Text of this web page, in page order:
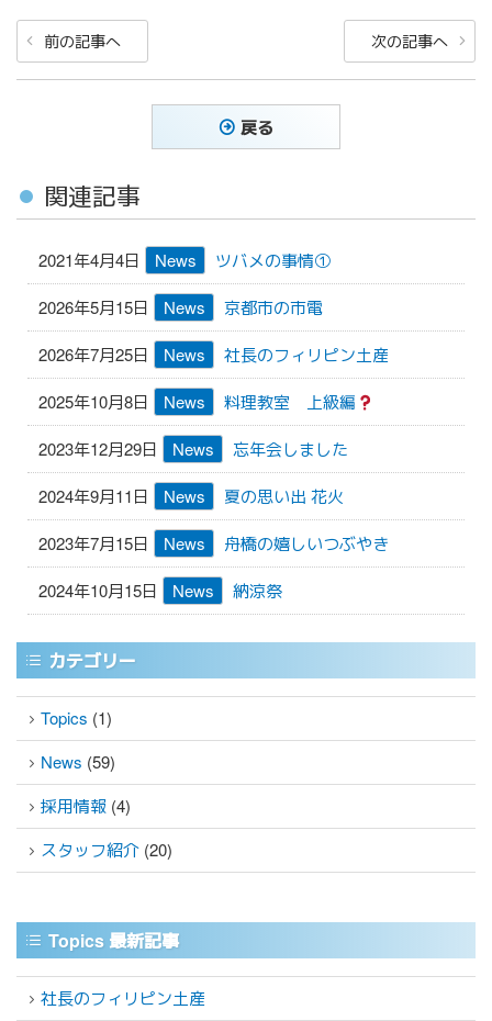
投
稿
ナ
ー
シ
ョ
ン
前
の
投
前の記事へ
の
投
次の記事へ
戻る
関連記事
2021年4月4日 News ツバメの事情①
2026年5月15日 News 京都市の市電
2026年7月25日 News 社長のフィリピン土産
2025年10月8日 News 料理教室 上級編
2023年12月29日 News 忘年会しました
2024年9月11日 News 夏の思い出 花火
2023年7月15日 News 舟橋の嬉しいつぶやき
2024年10月15日 News 納涼祭
カテゴリー
Topics (1)
News (59)
採用情報(4)
スタッフ紹介(20)
Topics 最新記事
社長のフィリピン土産